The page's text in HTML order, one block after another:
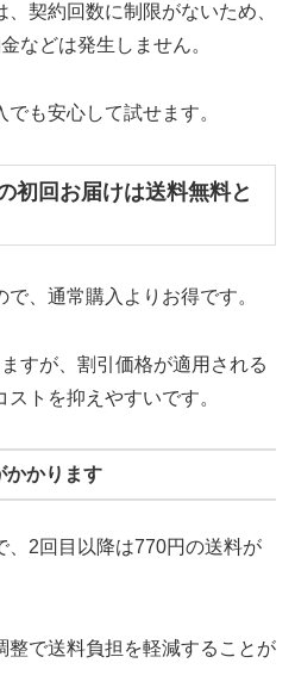
契約回数に制限がないため、
などは発生しません。
も安心して試せます。
初回お届けは送料無料と
、通常購入よりお得です。
すが、割引価格が適用される
トを抑えやすいです。
かかります
、2回目以降は770円の送料が
整で送料負担を軽減することが